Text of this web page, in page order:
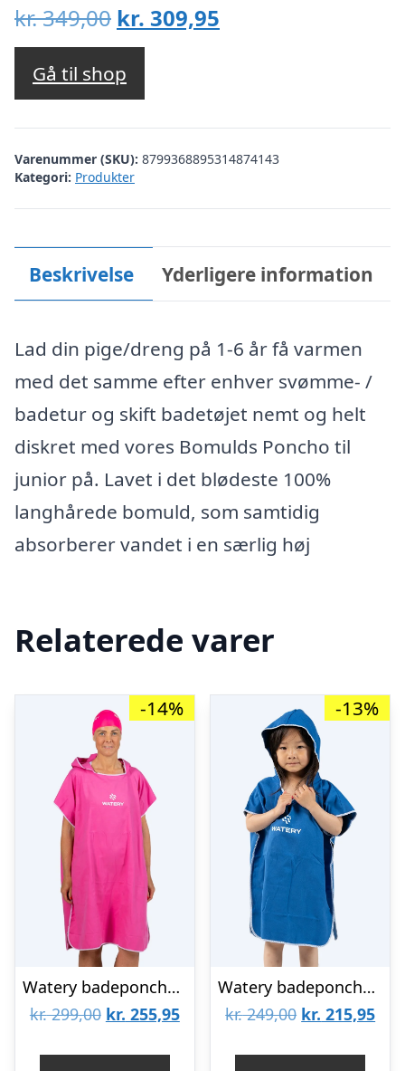
kr.349,00 Den
oprindelige
pris
var:
kr. 349,00.
kr. 309,95
kr. 309,95.
Gå til shop
Varenummer (SKU): 8799368895314874143
Kategori: Produkter
Beskrivelse Yderligere information
Lad din pige/dreng på 1-6 år få varmen
med det samme efter enhver svømme- /
badetur og skift badetøjet nemt og helt
diskret med vores Bomulds Poncho til
junior på. Lavet i det blødeste 100%
langhårede bomuld, som samtidig
absorberer vandet i en særlig høj
Relaterede varer
-14%
Watery badeponcho til voksne – Microfiber – Pink
kr.299,00 Den
kr. 255,95Den
-13%
Watery badeponcho til børn (1-6) – Microfiber – Royal Blue
kr.249,00 Den
kr. 215,95Den